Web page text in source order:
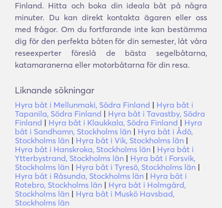
Finland. Hitta och boka din ideala båt på några
minuter. Du kan direkt kontakta ägaren eller oss
med frågor. Om du fortfarande inte kan bestämma
dig för den perfekta båten för din semester, låt våra
reseexperter föreslå de bästa segelbåtarna,
katamaranerna eller motorbåtarna för din resa.
Liknande sökningar
Hyra båt i Mellunmaki, Södra Finland | Hyra båt i
Tapanila, Södra Finland | Hyra båt i Tavastby, Södra
Finland | Hyra båt i Klaukkala, Södra Finland | Hyra
båt i Sandhamn, Stockholms län | Hyra båt i Ådö,
Stockholms län | Hyra båt i Vik, Stockholms län |
Hyra båt i Hanskroka, Stockholms län | Hyra båt i
Ytterbystrand, Stockholms län | Hyra båt i Forsvik,
Stockholms län | Hyra båt i Tyresö, Stockholms län |
Hyra båt i Råsunda, Stockholms län | Hyra båt i
Rotebro, Stockholms län | Hyra båt i Holmgård,
Stockholms län | Hyra båt i Muskö Havsbad,
Stockholms län